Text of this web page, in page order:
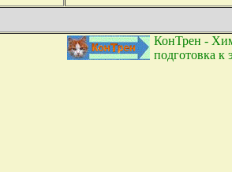
КонТрен -
подготовка к